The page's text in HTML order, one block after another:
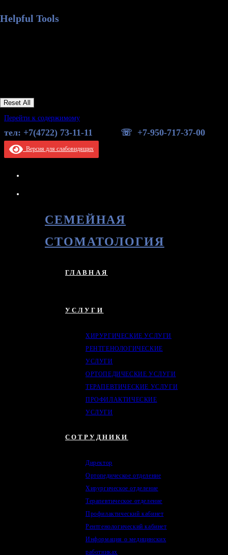
Перейти к содержимому
тел: +7(4722) 73-11-11 ☏ +7-950-717-37-00
Версия для слабовидящих
СЕМЕЙНАЯ
СТОМАТОЛОГИЯ
ГЛАВНАЯ
УСЛУГИ
ХИРУРГИЧЕСКИЕ УСЛУГИ
РЕНТГЕНОЛОГИЧЕСКИЕ
УСЛУГИ
ОРТОПЕДИЧЕСКИЕ УСЛУГИ
ТЕРАПЕВТИЧЕСКИЕ УСЛУГИ
ПРОФИЛАКТИЧЕСКИЕ
УСЛУГИ
СОТРУДНИКИ
Директор
Ортопедическое отделение
Хирургическое отделение
Терапевтическое отделение
Профилактический кабинет
Рентгенологический кабинет
Информация о медицинских
работниках